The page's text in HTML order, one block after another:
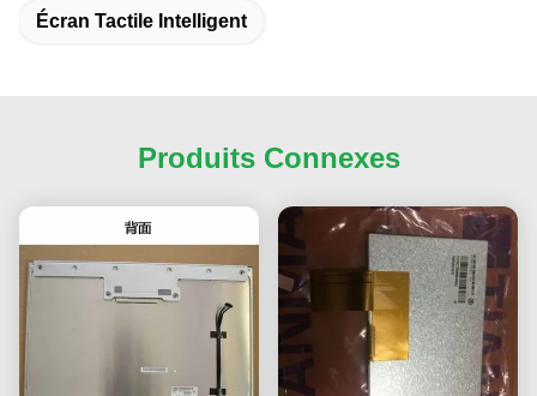
Écran Tactile Intelligent
Produits Connexes